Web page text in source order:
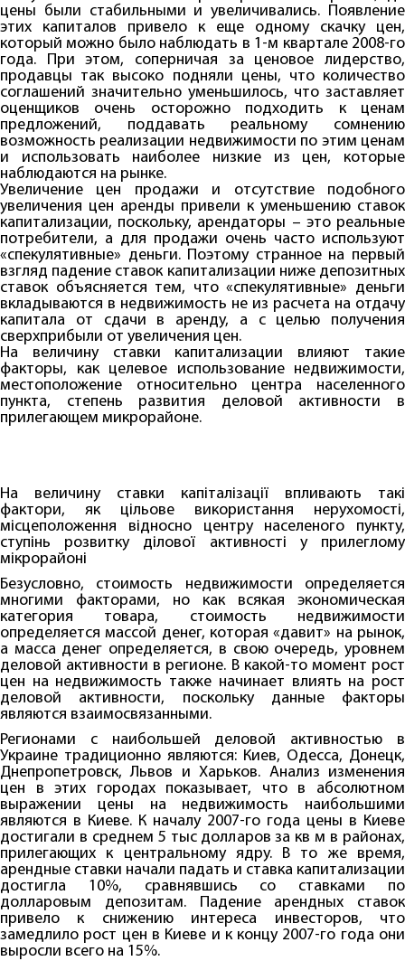
цены были стабильными и увеличивались. Появление
этих капиталов привело к еще одному скачку цен,
который можно было наблюдать в 1-м квартале 2008-го
года. При этом, соперничая за ценовое лидерство,
продавцы так высоко подняли цены, что количество
соглашений значительно уменьшилось, что заставляет
оценщиков очень осторожно подходить к ценам
предложений, поддавать реальному сомнению
возможность реализации недвижимости по этим ценам
и использовать наиболее низкие из цен, которые
наблюдаются на рынке.
Увеличение цен продажи и отсутствие подобного
увеличения цен аренды привели к уменьшению ставок
капитализации, поскольку, арендаторы – это реальные
потребители, а для продажи очень часто используют
«спекулятивные» деньги. Поэтому странное на первый
взгляд падение ставок капитализации ниже депозитных
ставок объясняется тем, что «спекулятивные» деньги
вкладываются в недвижимость не из расчета на отдачу
капитала от сдачи в аренду, а с целью получения
сверхприбыли от увеличения цен.
На величину ставки капитализации влияют такие
факторы, как целевое использование недвижимости,
местоположение относительно центра населенного
пункта, степень развития деловой активности в
прилегающем микрорайоне.
На величину ставки капіталізації впливають такі
фактори, як цільове використання нерухомості,
місцеположення відносно центру населеного пункту,
ступінь розвитку ділової активності у прилеглому
мікрорайоні
Безусловно, стоимость недвижимости определяется
многими факторами, но как всякая экономическая
категория товара, стоимость недвижимости
определяется массой денег, которая «давит» на рынок,
а масса денег определяется, в свою очередь, уровнем
деловой активности в регионе. В какой-то момент рост
цен на недвижимость также начинает влиять на рост
деловой активности, поскольку данные факторы
являются взаимосвязанными.
Регионами с наибольшей деловой активностью в
Украине традиционно являются: Киев, Одесса, Донецк,
Днепропетровск, Львов и Харьков. Анализ изменения
цен в этих городах показывает, что в абсолютном
выражении цены на недвижимость наибольшими
являются в Киеве. К началу 2007-го года цены в Киеве
достигали в среднем 5 тыс долларов за кв м в районах,
прилегающих к центральному ядру. В то же время,
арендные ставки начали падать и ставка капитализации
достигла 10%, сравнявшись со ставками по
долларовым депозитам. Падение арендных ставок
привело к снижению интереса инвесторов, что
замедлило рост цен в Киеве и к концу 2007-го года они
выросли всего на 15%.